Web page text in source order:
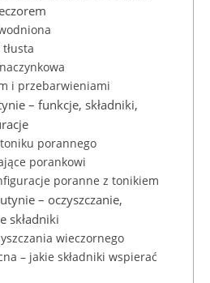
i przebarwieniami
– funkcje, składniki,
porannego
porankowi
poranne z tonikiem
– oczyszczanie,
składniki
wieczornego
– jakie składniki wspierać